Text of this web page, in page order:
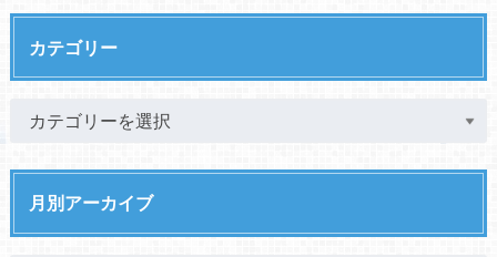
カテゴリー
月別アーカイブ